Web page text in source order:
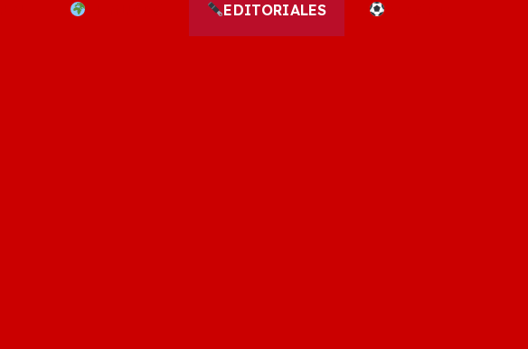
EDITORIALES